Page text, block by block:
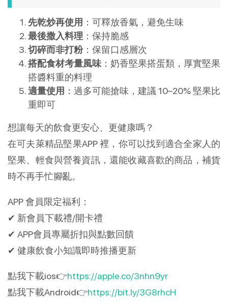
先乾炒再使用 ：可釋放香氣，避免生味
最後撒入料理 ：保持脆感
切碎而非打粉：保留口感層次
搭配食材考量風味 ：奶香堅果搭蛋類，厚實堅果
搭醬料重的料理
適量使用 ：過多可能搶味，建議 10–20% 堅果比
重即可
想讓每天的飲食更安心、更健康嗎？
在可夫萊精品堅果APP 裡，你可以找到適合全家人的
堅果、輕食與營養資訊，還能收藏喜歡的商品，補貨
時不再手忙腳亂。
APP 會員限定福利：
✔ 新會員下載禮/開卡禮
✔ APP會員專屬折扣與點數回饋
✔ 健康飲食小知識即時推播更新
點我下載ios👉https://apple.co/3nhn9yr
點我下載Android👉https://bit.ly/3G8rhcH